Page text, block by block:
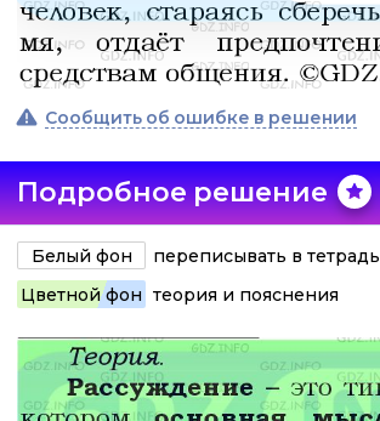
Сообщить об ошибке в решении
Подробное решение
Белый фон
переписывать в тетрадь
Цветной фон теория и пояснения